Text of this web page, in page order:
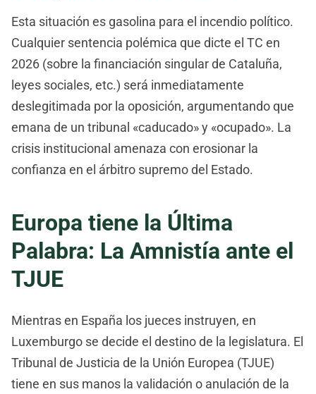
Esta situación es gasolina para el incendio político.
Cualquier sentencia polémica que dicte el TC en
2026 (sobre la financiación singular de Cataluña,
leyes sociales, etc.) será inmediatamente
deslegitimada por la oposición, argumentando que
emana de un tribunal «caducado» y «ocupado». La
crisis institucional amenaza con erosionar la
confianza en el árbitro supremo del Estado.
Europa tiene la Última
Palabra: La Amnistía ante el
TJUE
Mientras en España los jueces instruyen, en
Luxemburgo se decide el destino de la legislatura. El
Tribunal de Justicia de la Unión Europea (TJUE)
tiene en sus manos la validación o anulación de la